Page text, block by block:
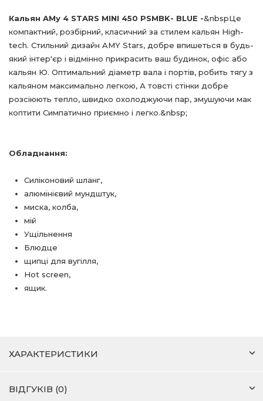
Кальян AМу 4 STARS MINI 450 PSMBK- BLUE -&nbspЦе
компактний, розбірний, класичний за стилем кальян High-
tech. Стильний дизайн AMY Stars, добре впишеться в будь-
який інтер'єр і відмінно прикрасить ваш будинок, офіс або
кальян Ю. Оптимальний діаметр вала і портів, робить тягу з
кальяном максимально легкою, А товсті стінки добре
розсіюють тепло, швидко охолоджуючи пар, змушуючи мак
коптити Симпатично приємно і легко.&nbsp;
Обладнання:
Силіконовий шланг,
алюмінієвий мундштук,
миска, колба,
мій
Ущільнення
Блюдце
щипці для вугілля,
Hot screen,
ящик.
ХАРАКТЕРИСТИКИ
ВІДГУКІВ (0)